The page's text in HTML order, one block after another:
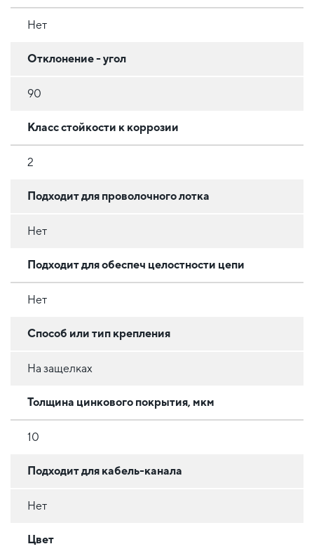
Нет
Отклонение - угол
90
Класс стойкости к коррозии
2
Подходит для проволочного лотка
Нет
Подходит для обеспеч целостности цепи
Нет
Способ или тип крепления
На защелках
Толщина цинкового покрытия, мкм
10
Подходит для кабель-канала
Нет
Цвет